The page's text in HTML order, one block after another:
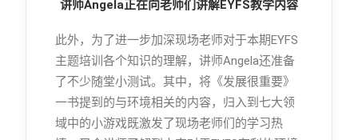
讲师Angela正在向老师们讲解EYFS教学内容
此外，为了进一步加深现场老师对于本期EYFS
主题培训各个知识的理解，讲师Angela还准备
了不少随堂小测试。其中，将《发展很重要》
一书提到的与环境相关的内容，归入到七大领
域中的小游戏既激发了现场老师们的学习热